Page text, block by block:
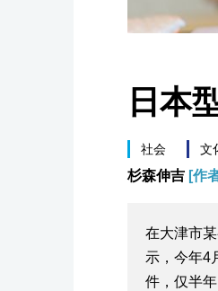
日本
社会 文
杉森伸吉 [作
在大津市
示，今年4
件，仅半